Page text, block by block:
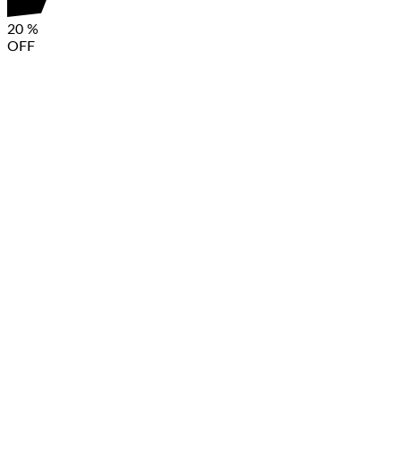
20 %
OFF